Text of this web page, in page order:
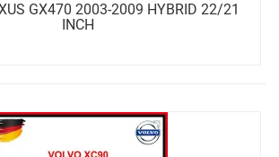
GX470 2003-2009 HYBRID 22/21
INCH